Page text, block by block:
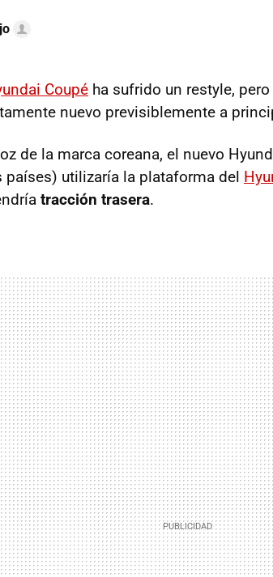
Coupé ha sufrido un restyle,
nuevo previsiblemente a
de la marca coreana, el nuevo
países) utilizaría la plataforma del
tracción trasera.